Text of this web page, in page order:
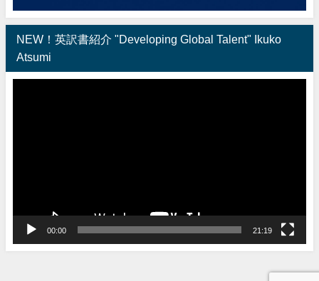
NEW！英訳書紹介 "Developing Global Talent" Ikuko
Atsumi
00:00 21:19